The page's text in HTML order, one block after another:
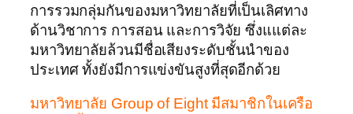
การรวมกลุ่มกันของมหาวิทยาลัยที่เป็นเลิศทาง
ด้านวิชาการ การสอน และการวิจัย ซึ่งแแต่ละ
มหาวิทยาลัยล้วนมีชื่อเสียงระดับชั้นนำของ
ประเทศ ทั้งยังมีการแข่งขันสูงที่สุดอีกด้วย
มหาวิทยาลัย Group of Eight มีสมาชิกในเครือ